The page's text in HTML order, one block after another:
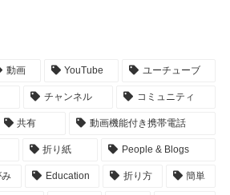
動画 YouTube ユーチューブ
チャンネル コミュニティ
共有 動画機能付き携帯電話
折り紙 People & Blogs
み Education 折り方 簡単